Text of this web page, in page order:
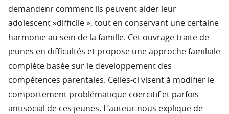
demandenr comment ils peuvent aider leur
adolescent »difficile », tout en conservant une certaine
harmonie au sein de la famille. Cet ouvrage traite de
jeunes en difficultés et propose une approche familiale
complète basée sur le developpement des
compétences parentales. Celles-ci visent à modifier le
comportement problématique coercitif et parfois
antisocial de ces jeunes. L’auteur nous explique de